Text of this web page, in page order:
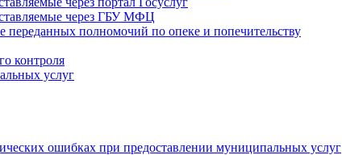
через ГБУ МФЦ
переданных полномочий по опеке и попечительству
контроля
услуг
ошибках при предоставлении муниципальных услуг